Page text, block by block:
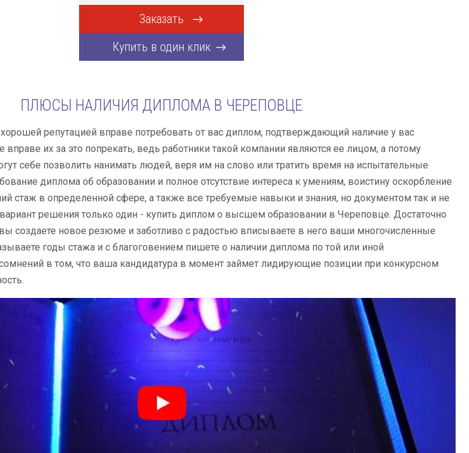
Заказать
Купить в один клик
ПЛЮСЫ НАЛИЧИЯ ДИПЛОМА В ЧЕРЕПОВЦЕ
репутацией вправе потребовать от вас диплом, подтверждающий наличие у вас
их за это попрекать, ведь работники такой компании являются ее лицом, а потому
себе позволить нанимать людей, веря им на слово или тратить время на испытательные
диплома об образовании и полное отсутствие интереса к умениям, воистину оскорбление
стаж в определенной сфере, а также все требуемые навыки и знания, но документом так и не
вариант решения только один - купить диплом о высшем образовании в Череповце. Достаточно
создаете новое резюме и заботливо с радостью вписываете в него ваши многочисленные
годы стажа и с благоговением пишете о наличии диплома по той или иной
в том, что ваша кандидатура в момент займет лидирующие позиции при конкурсном